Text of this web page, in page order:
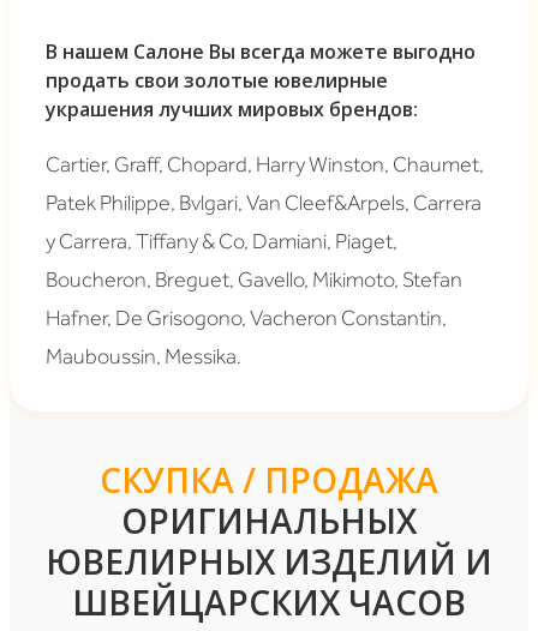
В нашем Салоне Вы всегда можете выгодно
продать свои золотые ювелирные
украшения лучших мировых брендов:
Cartier, Graff, Chopard, Harry Winston, Chaumet,
Patek Philippe, Bvlgari, Van Cleef&Arpels, Carrera
y Carrera, Tiffany & Co, Damiani, Piaget,
Boucheron, Breguet, Gavello, Mikimoto, Stefan
Hafner, De Grisogono, Vacheron Constantin,
Mauboussin, Messika.
СКУПКА / ПРОДАЖА
ОРИГИНАЛЬНЫХ
ЮВЕЛИРНЫХ ИЗДЕЛИЙ И
ШВЕЙЦАРСКИХ ЧАСОВ